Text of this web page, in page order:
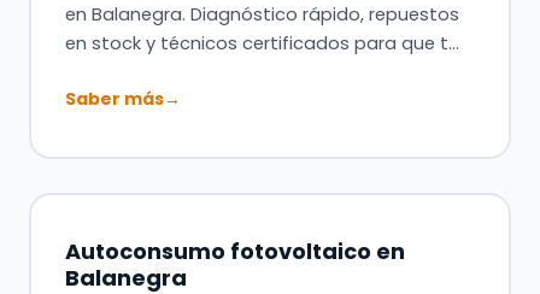
en Balanegra. Diagnóstico rápido, repuestos
en stock y técnicos certificados para que t…
Saber más→
Autoconsumo fotovoltaico en
Balanegra